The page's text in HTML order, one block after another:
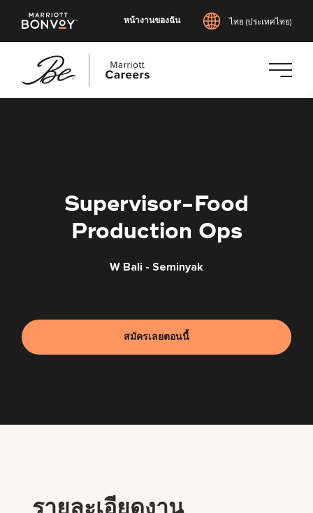
หน้างานของฉัน ไทย (ประเทศไทย)
Supervisor-Food
Production Ops
W Bali - Seminyak
สมัครเลยตอนนี้